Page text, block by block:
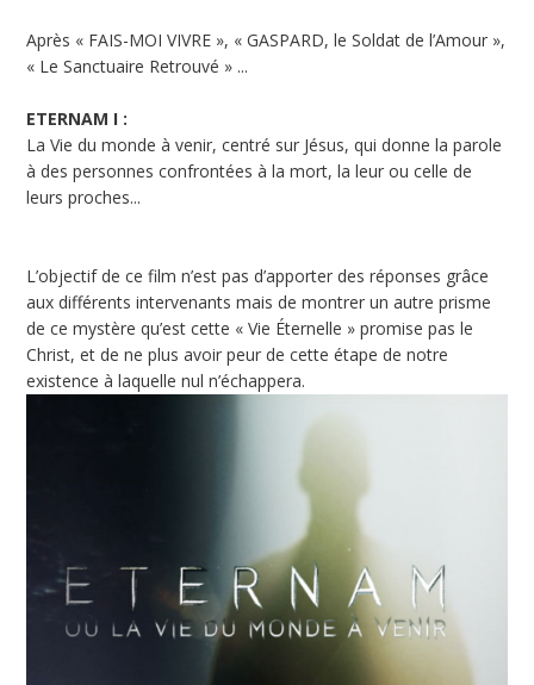
Après « FAIS-MOI VIVRE », « GASPARD, le Soldat de l’Amour »,
« Le Sanctuaire Retrouvé » ...
ETERNAM I :
La Vie du monde à venir, centré sur Jésus, qui donne la parole
à des personnes confrontées à la mort, la leur ou celle de
leurs proches...
L’objectif de ce film n’est pas d’apporter des réponses grâce
aux différents intervenants mais de montrer un autre prisme
de ce mystère qu’est cette « Vie Éternelle » promise pas le
Christ, et de ne plus avoir peur de cette étape de notre
existence à laquelle nul n’échappera.